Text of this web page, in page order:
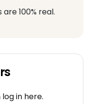
100% real.
in here.